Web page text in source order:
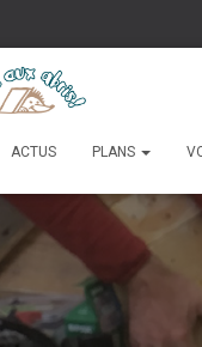
ACTUS PLANS